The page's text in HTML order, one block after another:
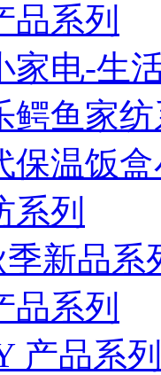
品系列
家电-生
鳄鱼家
保温饭
系列
季新品系
品系列
产品系列